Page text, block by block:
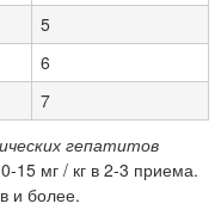
5
6
7
гепатитов
15 мг / кг в 2-3 приема.
и более.